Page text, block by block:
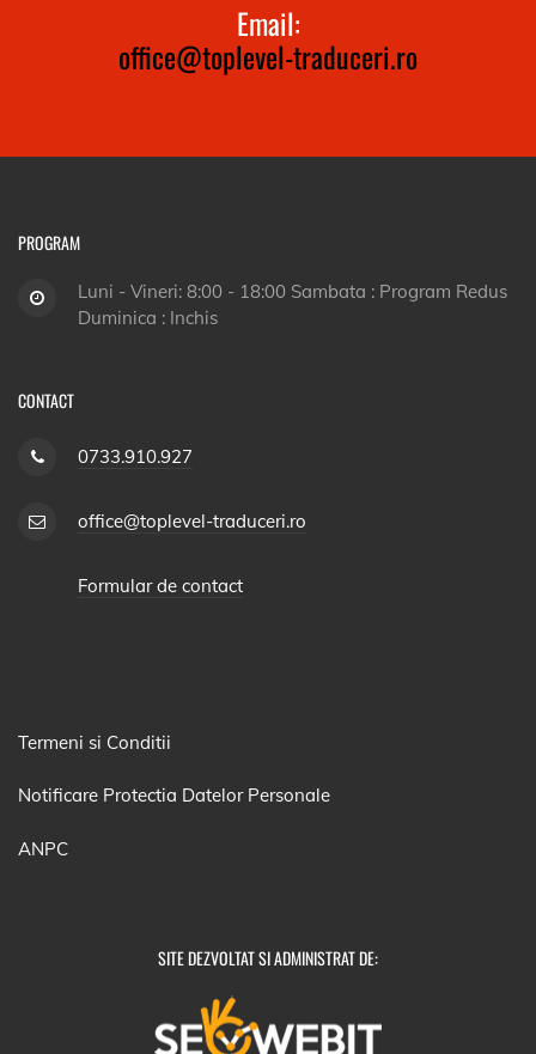
Email:
office@toplevel-traduceri.ro
PROGRAM
Luni - Vineri: 8:00 - 18:00 Sambata : Program Redus
Duminica : Inchis
CONTACT
0733.910.927
office@toplevel-traduceri.ro
Formular de contact
Termeni si Conditii
Notificare Protectia Datelor Personale
ANPC
SITE DEZVOLTAT SI ADMINISTRAT DE: